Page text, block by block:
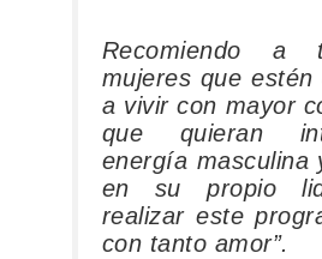
Recomiendo a
mujeres que estén
a vivir con mayor
que quieran
energía masculina
en su propio
realizar este
con tanto amor”.